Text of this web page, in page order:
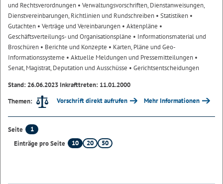
und Rechtsverordnungen • Verwaltungsvorschriften, Dienstanweisungen,
Dienstvereinbarungen, Richtlinien und Rundschreiben • Statistiken •
Gutachten • Verträge und Vereinbarungen • Aktenpläne •
Geschäftsverteilungs- und Organisationspläne • Informationsmaterial und
Broschüren • Berichte und Konzepte • Karten, Pläne und Geo-
Informationssysteme • Aktuelle Meldungen und Pressemitteilungen •
Senat, Magistrat, Deputation und Ausschüsse • Gerichtsentscheidungen
Stand: 26.06.2023 Inkrafttreten: 11.01.2000
Themen:
Vorschrift direkt aufrufen Mehr Informationen
Seite
1
Einträge pro Seite
10 20 50